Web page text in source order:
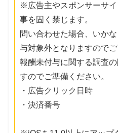
※広告主やスポンサーサ
事を固く禁じます。
問い合わせた場合、いか
与対象外となりますのでご
報酬未付与に関する調査
すのでご準備ください。
・広告クリック日時
・決済番号